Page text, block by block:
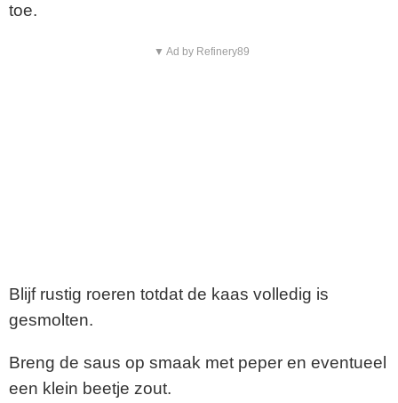
toe.
▼ Ad by Refinery89
Blijf rustig roeren totdat de kaas volledig is
gesmolten.
Breng de saus op smaak met peper en eventueel
een klein beetje zout.